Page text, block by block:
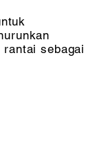
rantai sebagai